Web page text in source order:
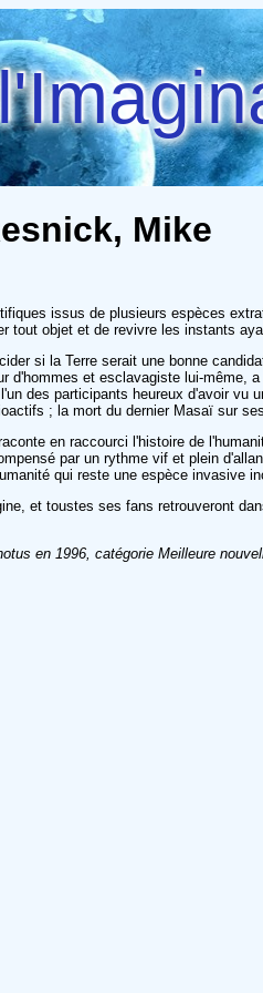
Mike
issus de plusieurs espèces
objet et de revivre les instants
si la Terre serait une bonne
et esclavagiste lui-
des participants heureux d'avoir vu
; la mort du dernier Masaï sur
en raccourci l'histoire de
par un rythme vif et plein
qui reste une espèce invasive
et toustes ses fans retrouveront
en 1996, catégorie Meilleure